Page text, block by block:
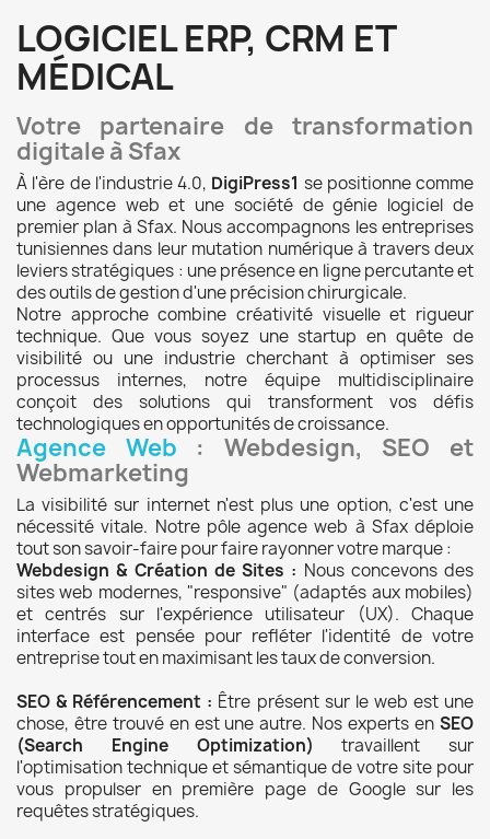
LOGICIEL ERP, CRM ET
MÉDICAL
Votre partenaire de transformation
digitale à Sfax
À l'ère de l'industrie 4.0, DigiPress1 se positionne comme
une agence web et une société de génie logiciel de
premier plan à Sfax. Nous accompagnons les entreprises
tunisiennes dans leur mutation numérique à travers deux
leviers stratégiques : une présence en ligne percutante et
des outils de gestion d'une précision chirurgicale.
Notre approche combine créativité visuelle et rigueur
technique. Que vous soyez une startup en quête de
visibilité ou une industrie cherchant à optimiser ses
processus internes, notre équipe multidisciplinaire
conçoit des solutions qui transforment vos défis
technologiques en opportunités de croissance.
Agence Web : Webdesign, SEO et
Webmarketing
La visibilité sur internet n'est plus une option, c'est une
nécessité vitale. Notre pôle agence web à Sfax déploie
tout son savoir-faire pour faire rayonner votre marque :
Webdesign & Création de Sites : Nous concevons des
sites web modernes, "responsive" (adaptés aux mobiles)
et centrés sur l'expérience utilisateur (UX). Chaque
interface est pensée pour refléter l'identité de votre
entreprise tout en maximisant les taux de conversion.
SEO & Référencement : Être présent sur le web est une
chose, être trouvé en est une autre. Nos experts en SEO
(Search Engine Optimization) travaillent sur
l'optimisation technique et sémantique de votre site pour
vous propulser en première page de Google sur les
requêtes stratégiques.